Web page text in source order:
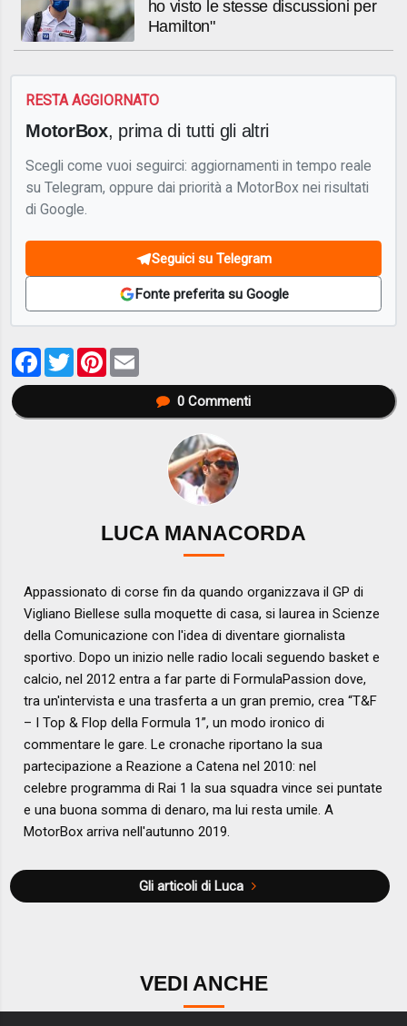
ho visto le stesse discussioni per
Hamilton"
RESTA AGGIORNATO
MotorBox, prima di tutti gli altri
Scegli come vuoi seguirci: aggiornamenti in tempo reale
su Telegram, oppure dai priorità a MotorBox nei risultati
di Google.
Seguici su Telegram
Fonte preferita su Google
Facebook
TwitterPinterest
0Commenti
LUCA MANACORDA
Appassionato di corse fin da quando organizzava il GP di
Vigliano Biellese sulla moquette di casa, si laurea in Scienze
della Comunicazione con l'idea di diventare giornalista
sportivo. Dopo un inizio nelle radio locali seguendo basket e
calcio, nel 2012 entra a far parte di FormulaPassion dove,
tra un'intervista e una trasferta a un gran premio, crea “T&F
– I Top & Flop della Formula 1”, un modo ironico di
commentare le gare. Le cronache riportano la sua
partecipazione a Reazione a Catena nel 2010: nel
celebre programma di Rai 1 la sua squadra vince sei puntate
e una buona somma di denaro, ma lui resta umile. A
MotorBox arriva nell'autunno 2019.
Gli articoli di Luca
VEDI ANCHE